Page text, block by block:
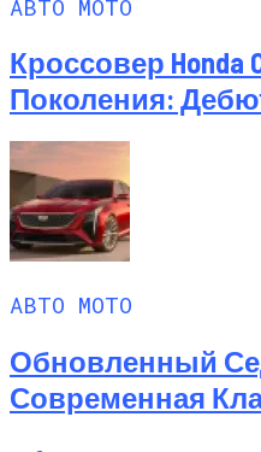
АВТО МОТО
Кроссовер Honda
Поколения:
АВТО МОТО
Обновленный
Современная